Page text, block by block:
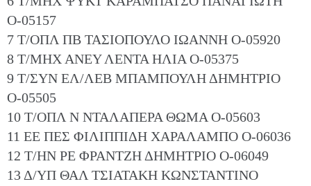
Ο-05157
7 Τ/ΟΠΛ ΠΒ ΤΑΣΙΟΠΟΥΛΟ ΙΩΑΝΝΗ Ο-05920
8 Τ/ΜΗΧ ΑΝΕΥ ΛΕΝΤΑ ΗΛΙΑ Ο-05375
9 Τ/ΣΥΝ ΕΛ/ΛΕΒ ΜΠΑΜΠΟΥΛΗ ΔΗΜΗΤΡΙΟ
Ο-05505
10 Τ/ΟΠΛ Ν ΝΤΑΛΑΠΕΡΑ ΘΩΜΑ Ο-05603
11 ΕΕ ΠΕΣ ΦΙΛΙΠΠΙΔΗ ΧΑΡΑΛΑΜΠΟ Ο-06036
12 Τ/ΗΝ ΡΕ ΦΡΑΝΤΖΗ ΔΗΜΗΤΡΙΟ Ο-06049
13 Δ/ΥΠ ΘΑΛ ΤΣΙΑΤΑΚΗ ΚΩΝΣΤΑΝΤΙΝΟ